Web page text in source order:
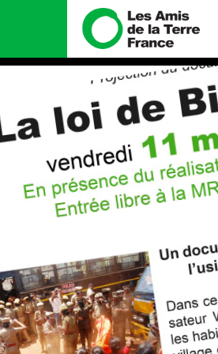
Nous connaître
Histoire
Manifeste
Missions et méthodes
Valeurs
fonctionnement
Le réseau dans le monde
Nos alliés
Je soutiens les Amis de la
Terre